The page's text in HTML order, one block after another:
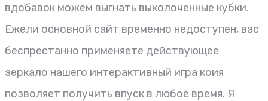
вдобавок можем выгнать выколоченные кубки.
Ежели основной сайт временно недоступен, вас
беспрестанно применяете действующее
зеркало нашего интерактивный игра коия
позволяет получить впуск в любое время. Я